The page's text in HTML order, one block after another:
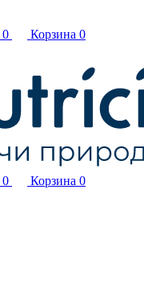
0 Корзина 0
0 Корзина 0